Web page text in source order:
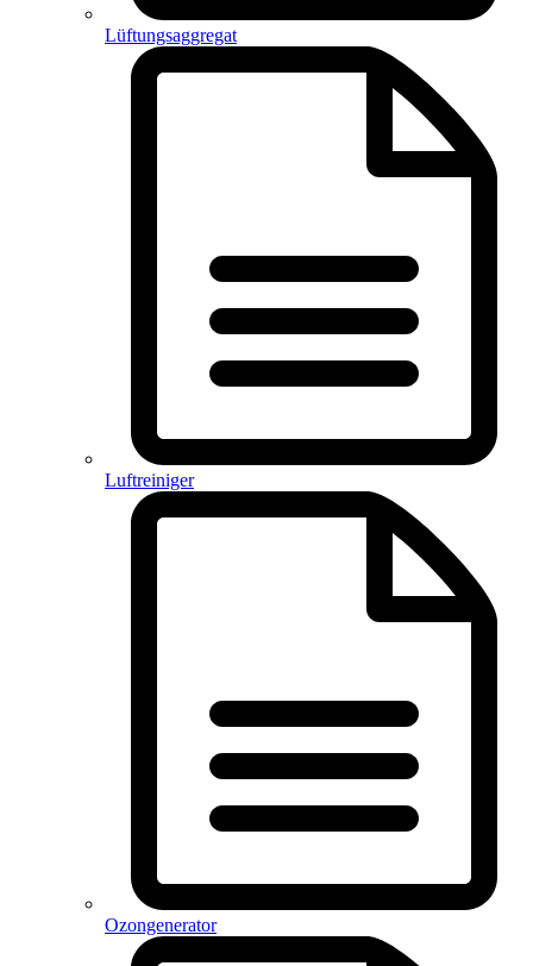
Lüftungsaggregat
Luftreiniger
Ozongenerator